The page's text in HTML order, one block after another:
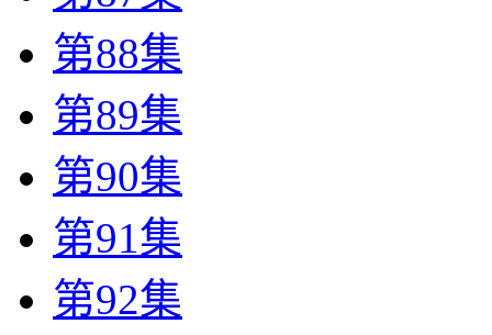
第88集
第89集
第90集
第91集
第92集